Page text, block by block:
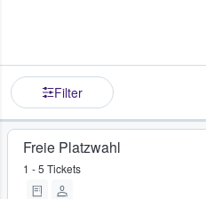
Filter
Freie Platzwahl
1 - 5 Tickets